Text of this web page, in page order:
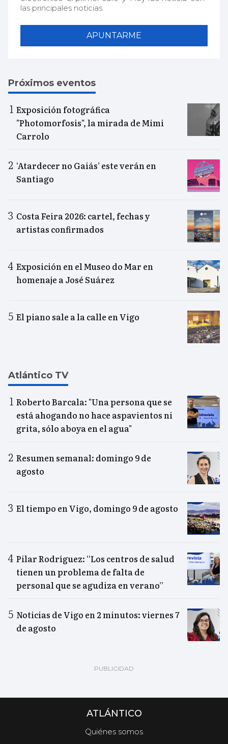
las principales noticias.
APUNTARME
Próximos eventos
Exposición fotográfica
"Photomorfosis", la mirada de Mimi
Carrolo
‘Atardecer no Gaiás’ este verán en
Santiago
Costa Feira 2026: cartel, fechas y
artistas confirmados
Exposición en el Museo do Mar en
homenaje a José Suárez
El piano sale a la calle en Vigo
Atlántico TV
Roberto Barcala: "Una persona que se
está ahogando no hace aspavientos ni
grita, sólo aboya en el agua"
Resumen semanal: domingo 9 de
agosto
El tiempo en Vigo, domingo 9 de agosto
Pilar Rodríguez: “Los centros de salud
tienen un problema de falta de
personal que se agudiza en verano”
Noticias de Vigo en 2 minutos: viernes 7
de agosto
ATLÁNTICO
Quiénes somos